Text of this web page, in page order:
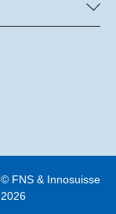
© FNS & Innosuisse
2026